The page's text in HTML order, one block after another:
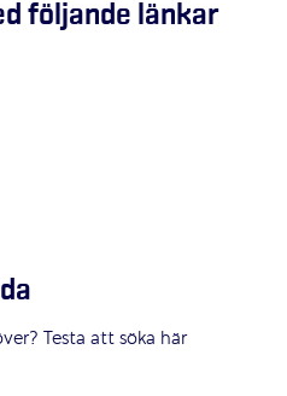
följande länkar
Testa att söka här